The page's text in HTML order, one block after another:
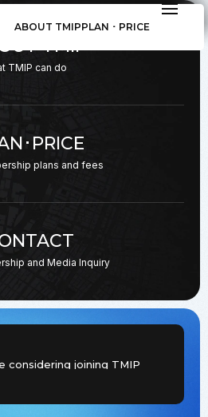
ABOUT TMIPPLAN ･ PRICE
TMIP
TMIP can do
･PRICE
plans and fees
and Media Inquiry
considering joining TMIP